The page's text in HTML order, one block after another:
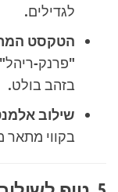
לגדילים.
הטקסט
"פרנק-
בזהב בולט.
שילוב
בקווי מתאר